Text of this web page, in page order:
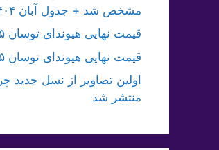
مشخص شد + جدول آبان ۱۴۰۴
قیمت نهایی هیوندای توسان ۲۰۲۵
قیمت نهایی هیوندای توسان ۲۰۲۵
منتشر شد